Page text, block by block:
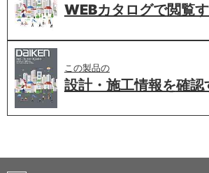
WEBカタログで閲覧
この製品の
設計・施工情報を確認